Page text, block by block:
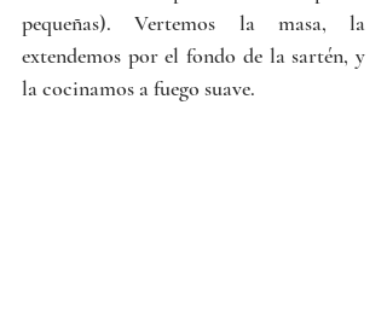
pequeñas). Vertemos la masa, la
extendemos por el fondo de la sartén, y
la cocinamos a fuego suave.